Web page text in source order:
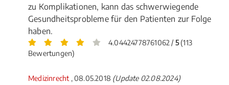
zu Komplikationen, kann das schwerwiegende
Gesundheitsprobleme für den Patienten zur Folge
haben.
4.04424778761062 / 5(113
Bewertungen)
Medizinrecht , 08.05.2018 (Update 02.08.2024)